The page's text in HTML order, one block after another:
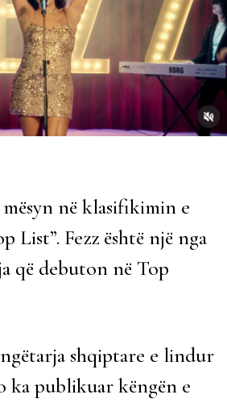
në klasifikimin e
List”. Fezz është një nga
që debuton në Top
shqiptare e lindur
ka publikuar këngën e